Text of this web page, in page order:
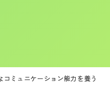
ミュニケーション能力を養う